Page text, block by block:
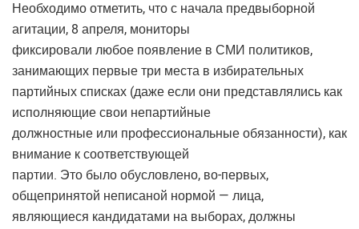
Необходимо отметить, что с начала предвыборной
агитации, 8 апреля, мониторы
фиксировали любое появление в СМИ политиков,
занимающих первые три места в избирательных
партийных списках (даже если они представлялись как
исполняющие свои непартийные
должностные или профессиональные обязанности), как
внимание к соответствующей
партии. Это было обусловлено, во-первых,
общепринятой неписаной нормой — лица,
являющиеся кандидатами на выборах, должны